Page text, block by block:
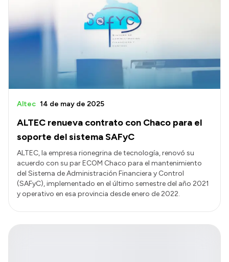
ALTEC renueva contrato con Chaco para el
soporte del sistema SAFyC
Altec 14 de may de 2025
ALTEC, la empresa rionegrina de tecnología, renovó su
acuerdo con su par ECOM Chaco para el mantenimiento
del Sistema de Administración Financiera y Control
(SAFyC), implementado en el último semestre del año 2021
y operativo en esa provincia desde enero de 2022.